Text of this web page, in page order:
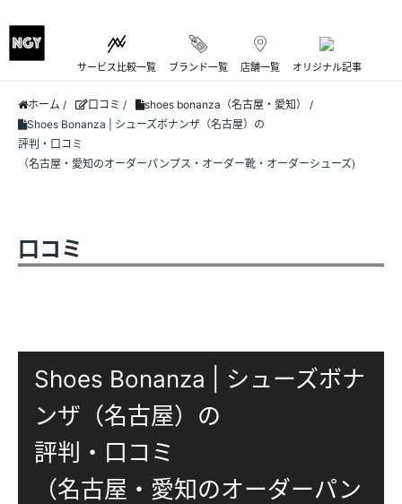
サービス比較一覧 ブランド一覧 店舗一覧 オリジナル記事
ホーム / 口コミ / shoes bonanza（名古屋・愛知）
/
Shoes Bonanza | シューズボナンザ（名古屋）の
評判・口コミ
（名古屋・愛知のオーダーパンプス・オーダー靴・オーダーシューズ)
口コミ
Shoes Bonanza | シューズボナ
ンザ（名古屋）の
評判・口コミ
（名古屋・愛知のオーダーパン